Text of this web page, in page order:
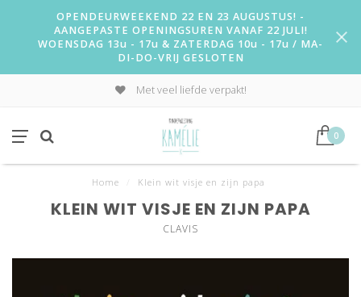
OPENDEURWEEKEND 22 EN 23 AUGUSTUS! -
AANGEPASTE OPENINGSUREN VANAF 22 JULI!
WOENSDAG 13u - 17u & ZATERDAG 10u - 17u / MA-
DI-DO-VRIJ GESLOTEN
Met veel liefde verpakt!
0
Home Klein wit visje en zijn papa
KLEIN WIT VISJE EN ZIJN PAPA
CLAVIS